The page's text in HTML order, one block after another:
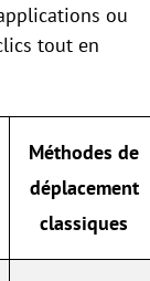
ou
tout en
Méthodes de
déplacement
classiques